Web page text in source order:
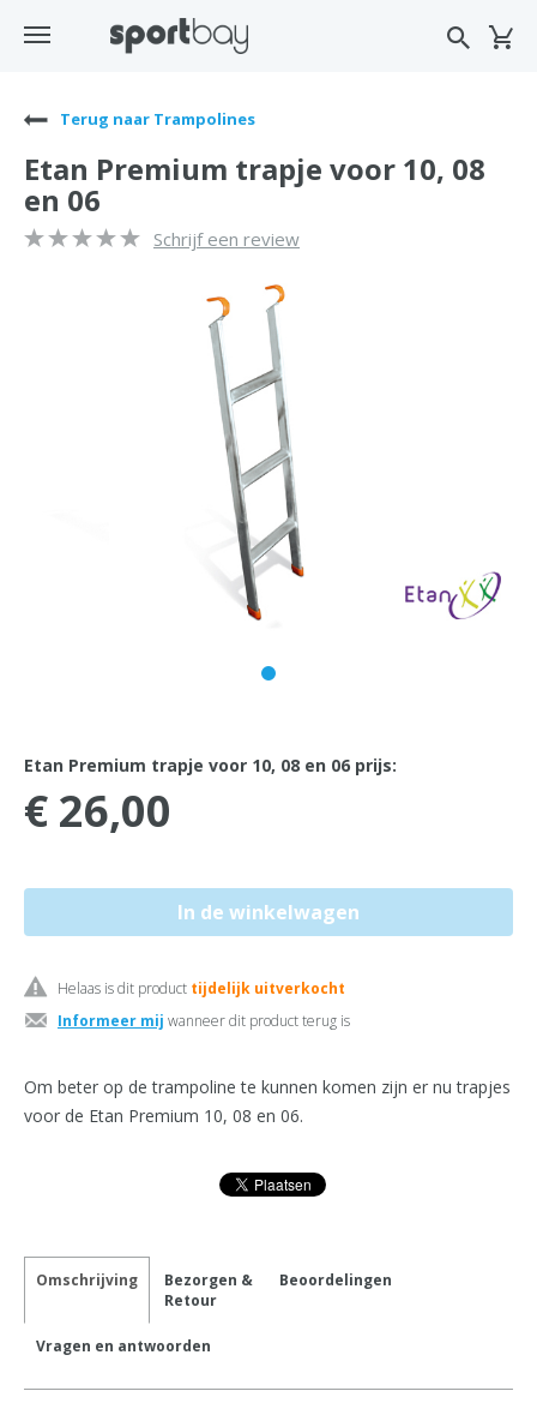
Terug naar Trampolines
Etan Premium trapje voor 10, 08
en 06
Schrijf een review
Etan Premium trapje voor 10, 08 en 06 prijs:
€ 26,00
Helaas is dit product tijdelijk uitverkocht
Informeer mij wanneer dit product terug is
Om beter op de trampoline te kunnen komen zijn er nu trapjes
voor de Etan Premium 10, 08 en 06.
Omschrijving
Bezorgen &
Retour
Beoordelingen
Vragen en antwoorden